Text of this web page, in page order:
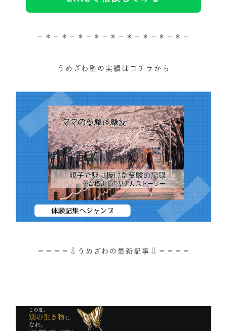
－＊－＊－＊－＊－＊－＊－＊－＊－＊－
うめざわ塾の実績はコチラから
＝＝＝＝⇩うめざわの最新記事⇩＝＝＝＝